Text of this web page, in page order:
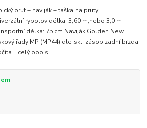
prut + naviják + taška na pruty
rybolov délka: 3,60 m,nebo 3,0 m
délka: 75 cm Naviják Golden New
řady MP (MP44) dle skl. zásob zadní brzda
celý popis